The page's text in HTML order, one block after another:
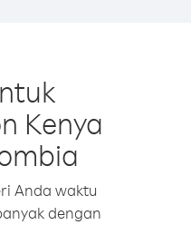
Kenya
Anda waktu
dengan